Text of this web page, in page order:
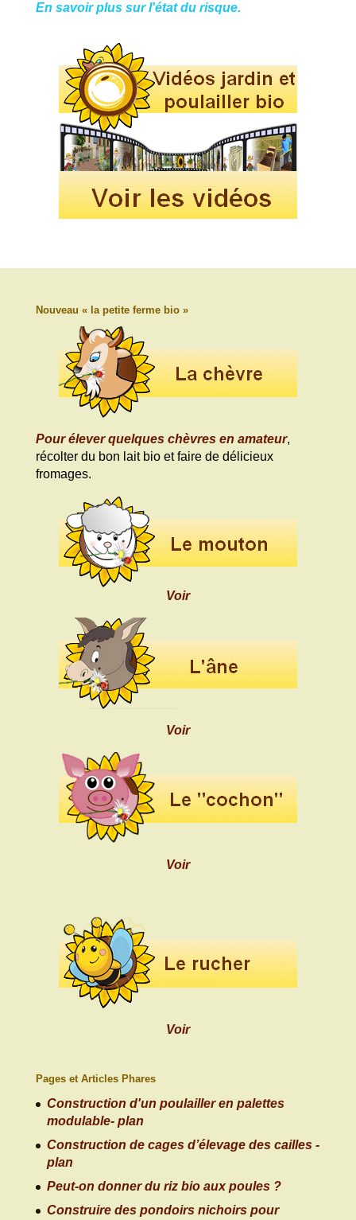
En savoir plus sur l'état du risque.
Nouveau « la petite ferme bio »
Pour élever quelques chèvres en amateur,
récolter du bon lait bio et faire de délicieux
fromages.
Voir
Voir
Voir
Voir
Pages et Articles Phares
Construction d'un poulailler en palettes
modulable- plan
Construction de cages d’élevage des cailles -
plan
Peut-on donner du riz bio aux poules ?
Construire des pondoirs nichoirs pour